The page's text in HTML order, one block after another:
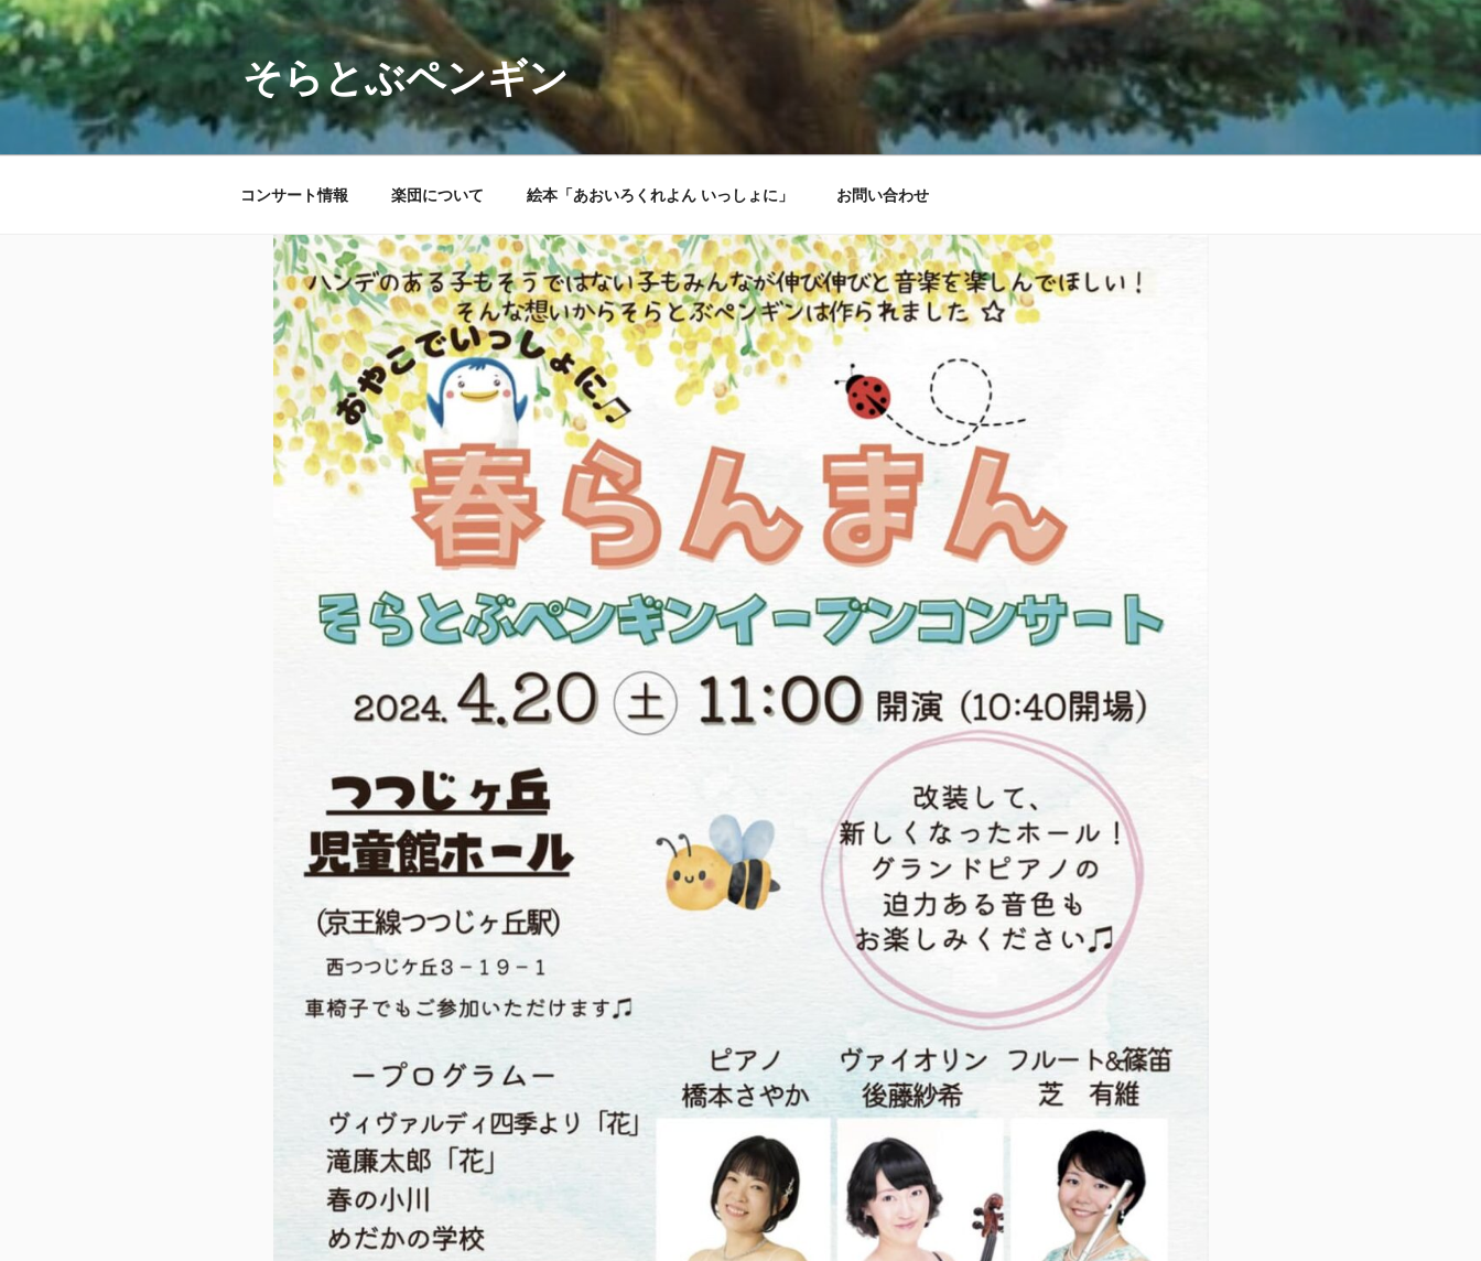
コ
ン
テ
ン
そらとぶペンギン
コンサート情報 楽団について 絵本「あおいろくれよん いっしょに」 お問い合わせ